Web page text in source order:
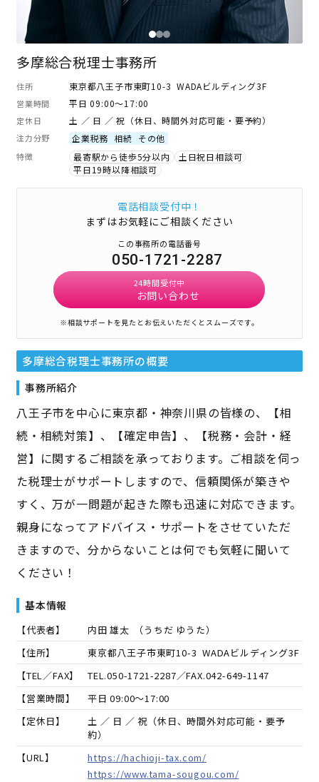
多摩総合税理士事務所
住所 東京都八王子市東町10-3 WADAビルディング3F
営業時間 平日 09:00～17:00
定休日 土 ／ 日 ／ 祝（休日、時間外対応可能・要予約）
注力分野 企業税務 相続 その他
特徴 最寄駅から徒歩5分以内
土日祝日相談可
平日19時以降相談可
電話相談受付中！
まずはお気軽にご相談ください
この事務所の電話番号
050-1721-2287
24時間受付中
お問い合わせ
※相談サポートを見たとお伝えいただくとスムーズです。
多摩総合税理士事務所の概要
事務所紹介
八王子市を中心に東京都・神奈川県の皆様の、【相
続・相続対策】、【確定申告】、【税務・会計・経
営】に関するご相談を承っております。ご相談を伺っ
た税理士がサポートしますので、信頼関係が築きや
すく、万が一問題が起きた際も迅速に対応できます。
親身になってアドバイス・サポートをさせていただ
きますので、分からないことは何でも気軽に聞いて
ください！
基本情報
【代表者】 内田 雄太 （うちだ ゆうた）
【住所】
東京都八王子市東町10-3 WADAビルディング3F
【TEL／FAX】
TEL.050-1721-2287／FAX.042-649-1147
【営業時間】
平日 09:00～17:00
【定休日】
土 ／ 日 ／ 祝（休日、時間外対応可能・要予
約）
【URL】
https://hachioji-tax.com/
https://www.tama-sougou.com/